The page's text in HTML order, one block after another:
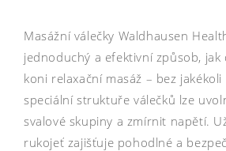
Masážní válečky Waldhausen
jednoduchý a efektivní způsob, jak
koni relaxační masáž – bez
speciální struktuře válečků lze
svalové skupiny a zmírnit napětí.
rukojeť zajišťuje pohodlné a